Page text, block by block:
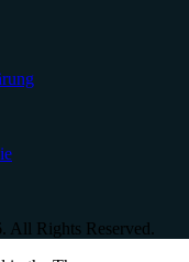
All Rights Reserved.